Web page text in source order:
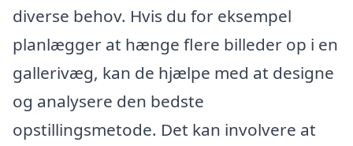
diverse behov. Hvis du for eksempel
planlægger at hænge flere billeder op i en
gallerivæg, kan de hjælpe med at designe
og analysere den bedste
opstillingsmetode. Det kan involvere at